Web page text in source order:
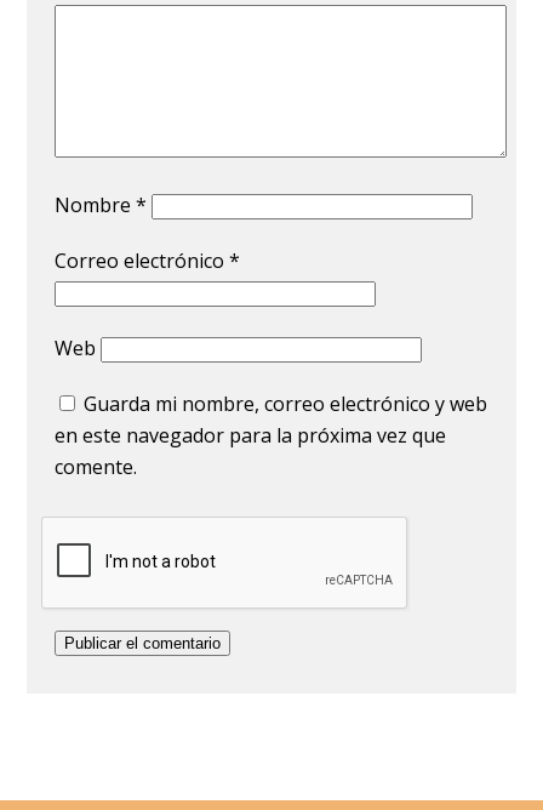
Nombre*
Correo electrónico*
Web
Guarda mi nombre, correo electrónico y web
en este navegador para la próxima vez que
comente.